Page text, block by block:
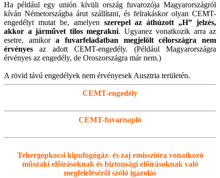
Ha például egy unión kívüli ország fuvarozója Magyarországról
kíván Németországba árut szállítani, és felrakáskor olyan CEMT-
engedélyt mutat be, amelyen szerepel az áthúzott „H” jelzés,
akkor a járművet tilos megrakni. Ugyanez vonatkozik arra az
esetre, amikora fuvarfeladatban megjelölt célországra nem
érvényes az adott CEMT-engedély. (Például Magyarországra
érvényes az engedély, de Oroszországra már nem.)
A rövid távú engedélyek nem érvényesek Ausztria területén.
CEMT-engedély
CEMT-fuvarnapló
Tehergépkocsi kipufogógáz- és zaj emisszióra vonatkozó
műszaki előírásoknak és biztonsági előírásoknak való
megfeleléséről szóló igazolás